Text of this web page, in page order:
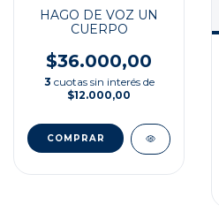
HAGO DE VOZ UN
CUERPO
$36.000,00
3 cuotas sin interés de
$12.000,00